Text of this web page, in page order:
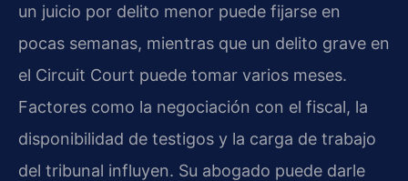
un juicio por delito menor puede fijarse en
pocas semanas, mientras que un delito grave en
el Circuit Court puede tomar varios meses.
Factores como la negociación con el fiscal, la
disponibilidad de testigos y la carga de trabajo
del tribunal influyen. Su abogado puede darle